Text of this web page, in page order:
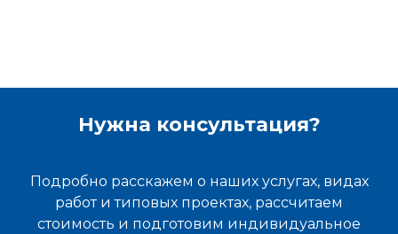
Нужна консультация?
Подробно расскажем о наших услугах, видах
работ и типовых проектах, рассчитаем
стоимость и подготовим индивидуальное